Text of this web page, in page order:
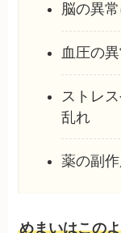
脳の異
血圧の
ストレ
乱れ
薬の副
めまいはこの